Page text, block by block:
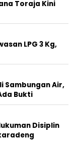
Toraja Kini
LPG 3 Kg,
Sambungan Air,
Bukti
Disiplin